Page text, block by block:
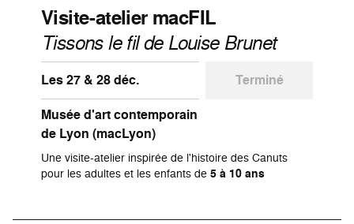
Visite-atelier macFIL
Tissons le fil de Louise Brunet
Les 27 & 28 déc.
Terminé
Musée d'art contemporain
de Lyon (macLyon)
Une visite-atelier inspirée de l'histoire des Canuts
pour les adultes et les enfants de 5 à 10 ans